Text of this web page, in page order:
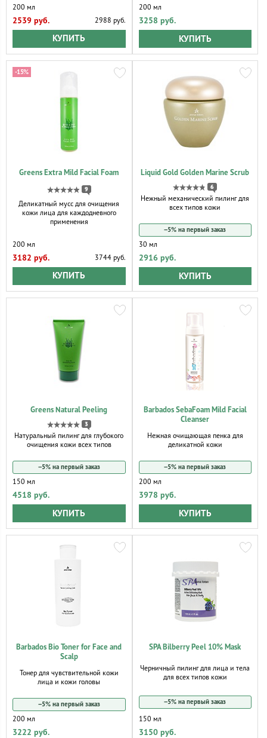
200 мл
2539 руб. 2988 руб.
КУПИТЬ
200 мл
3258 руб.
КУПИТЬ
Greens Extra Mild Facial Foam
9
Деликатный мусс для очищения
кожи лица для каждодневного
применения
-15%
200 мл
3182 руб. 3744 руб.
КУПИТЬ
Liquid Gold Golden Marine Scrub
6
Нежный механический пилинг для
всех типов кожи
−5% на первый заказ
30 мл
2916 руб.
КУПИТЬ
Greens Natural Peeling
3
Натуральный пилинг для глубокого
очищения кожи всех типов
−5% на первый заказ
150 мл
4518 руб.
КУПИТЬ
Barbados SebaFoam Mild Facial
Cleanser
Нежная очищающая пенка для
деликатной кожи
−5% на первый заказ
200 мл
3978 руб.
КУПИТЬ
Barbados Bio Toner for Face and
Scalp
Тонер для чувствительной кожи
лица и кожи головы
−5% на первый заказ
200 мл
3222 руб.
SPA Bilberry Peel 10% Mask
Черничный пилинг для лица и тела
для всех типов кожи
−5% на первый заказ
150 мл
3150 руб.